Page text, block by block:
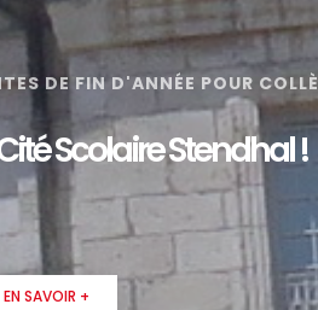
DE FIN D'ANNÉE POUR
Scolaire Stendhal !
EN SAVOIR +